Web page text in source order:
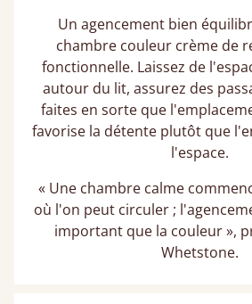
Un agencement bien
chambre couleur crème de
fonctionnelle. Laissez de
autour du lit, assurez des
faites en sorte que
favorise la détente plutôt que
l'espace.
« Une chambre calme
où l'on peut circuler ;
important que la couleur »,
Whetstone.